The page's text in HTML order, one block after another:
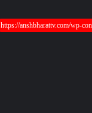
https://anshbharattv.com/wp-